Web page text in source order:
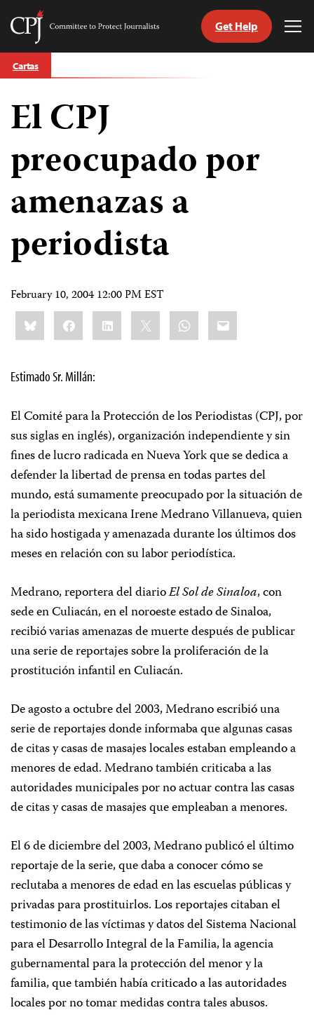
Skip
to
Committee
Journalists
Get Help
Cartas
El CPJ
preocupado por
amenazas a
periodista
February 10, 2004 12:00 PM EST
Share
this:BlueskyFacebookLinkedIn WhatsApp
Email
Estimado Sr. Millán:
El Comité para la Protección de los Periodistas (CPJ, por
sus siglas en inglés), organización independiente y sin
fines de lucro radicada en Nueva York que se dedica a
defender la libertad de prensa en todas partes del
mundo, está sumamente preocupado por la situación de
la periodista mexicana Irene Medrano Villanueva, quien
ha sido hostigada y amenazada durante los últimos dos
meses en relación con su labor periodística.
Medrano, reportera del diarioEl Sol de Sinaloa, con
sede en Culiacán, en el noroeste estado de Sinaloa,
recibió varias amenazas de muerte después de publicar
una serie de reportajes sobre la proliferación de la
prostitución infantil en Culiacán.
De agosto a octubre del 2003, Medrano escribió una
serie de reportajes donde informaba que algunas casas
de citas y casas de masajes locales estaban empleando a
menores de edad. Medrano también criticaba a las
autoridades municipales por no actuar contra las casas
de citas y casas de masajes que empleaban a menores.
El 6 de diciembre del 2003, Medrano publicó el último
reportaje de la serie, que daba a conocer cómo se
reclutaba a menores de edad en las escuelas públicas y
privadas para prostituirlos. Los reportajes citaban el
testimonio de las víctimas y datos del Sistema Nacional
para el Desarrollo Integral de la Familia, la agencia
gubernamental para la protección del menor y la
familia, que también había criticado a las autoridades
locales por no tomar medidas contra tales abusos.